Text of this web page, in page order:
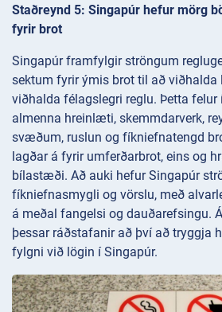
Staðreynd 5: Singapúr hefur mörg
fyrir brot
Singapúr framfylgir ströngum
sektum fyrir ýmis brot til að viðhalda
viðhalda félagslegri reglu. Þetta felur
almenna hreinlæti, skemmdarverk,
svæðum, ruslun og fíkniefnatengd
lagðar á fyrir umferðarbrot, eins og
bílastæði. Að auki hefur Singapúr
fíkniefnasmygli og vörslu, með
á meðal fangelsi og dauðarefsingu.
þessar ráðstafanir að því að tryggja
fylgni við lögin í Singapúr.